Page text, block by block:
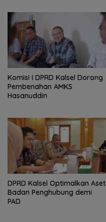
Komisi I DPRD Kalsel Dorong
Pembenahan AMKS
Hasanuddin
‎DPRD Kalsel Optimalkan Aset
Badan Penghubung demi
PAD